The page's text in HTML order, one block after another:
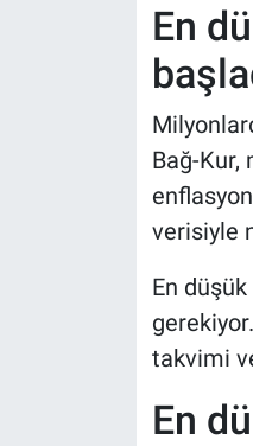
En
Bağ-Kur,
verisiyle
En
takvimi
En